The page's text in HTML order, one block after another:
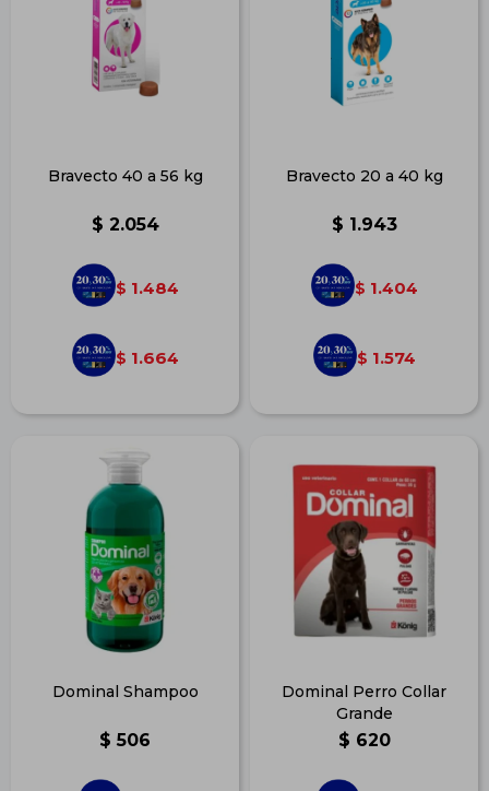
Bravecto 40 a 56 kg
$ 2.054
$ 1.484
$ 1.664
Bravecto 20 a 40 kg
$ 1.943
$ 1.404
$ 1.574
Dominal Shampoo
$ 506
Dominal Perro Collar
Grande
$ 620